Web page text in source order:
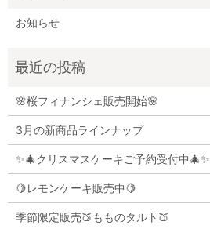
お知らせ
🌸桜フィナンシェ販売開始🌸
3月の新商品ラインナップ
✨🎄クリスマスケーキご予約受付中🎄✨
🍋レモンケーキ販売中🍋
季節限定販売🍑もものタルト🍑